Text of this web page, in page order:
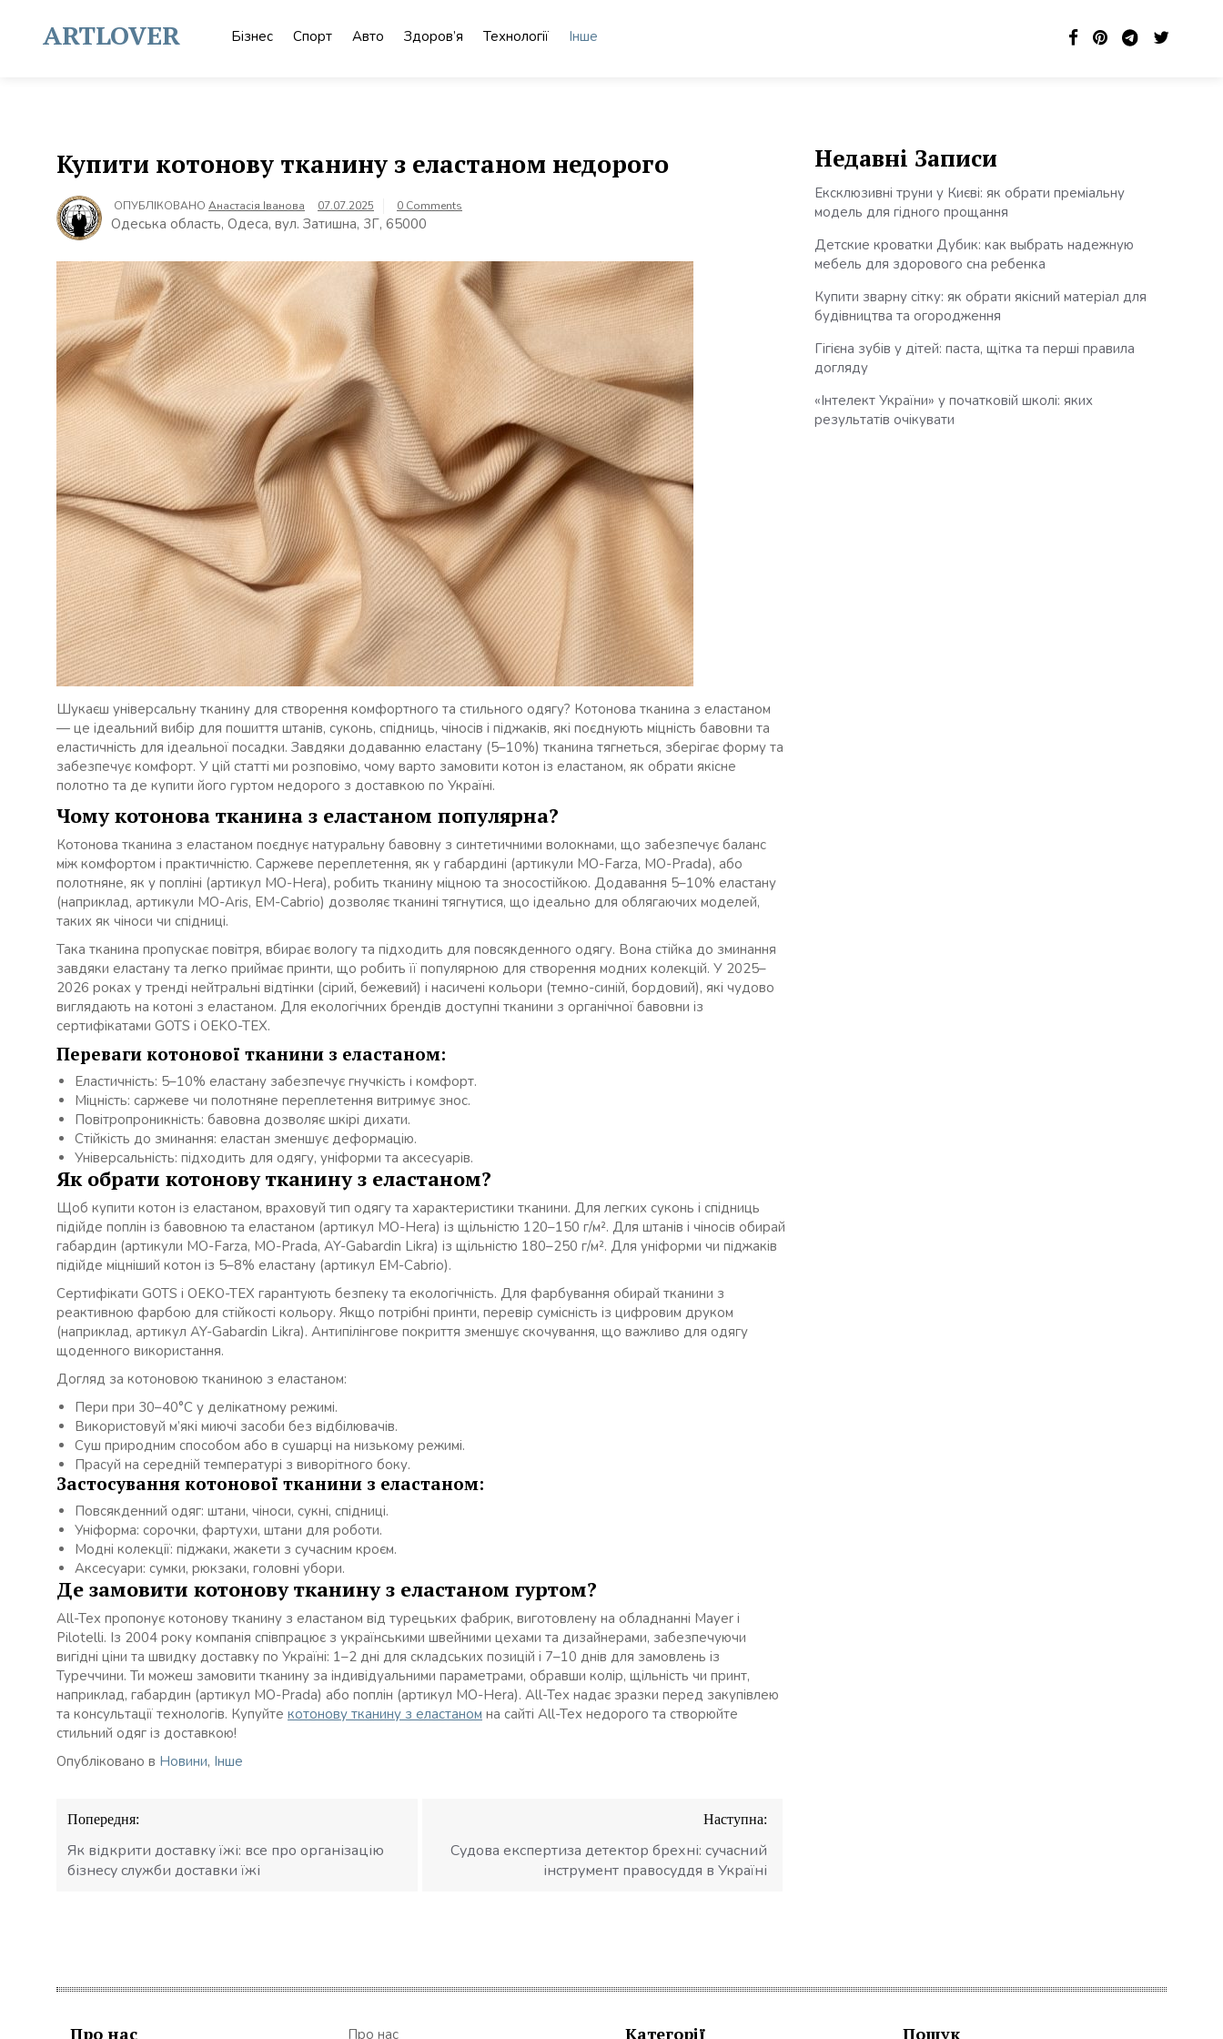
contentARTLOVER Бізнес Спорт Авто Здоров’я Технології Інше
Купити котонову тканину з еластаном недорого
ОПУБЛІКОВАНО Анастасія Іванова 07.07.2025 0 Comments
Одеська область, Одеса, вул. Затишна, 3Г, 65000
Шукаєш універсальну тканину для створення комфортного та стильного одягу? Котонова тканина з еластаном
— це ідеальний вибір для пошиття штанів, суконь, спідниць, чіносів і піджаків, які поєднують міцність бавовни та
еластичність для ідеальної посадки. Завдяки додаванню еластану (5–10%) тканина тягнеться, зберігає форму та
забезпечує комфорт. У цій статті ми розповімо, чому варто замовити котон із еластаном, як обрати якісне
полотно та де купити його гуртом недорого з доставкою по Україні.
Чому котонова тканина з еластаном популярна?
Котонова тканина з еластаном поєднує натуральну бавовну з синтетичними волокнами, що забезпечує баланс
між комфортом і практичністю. Саржеве переплетення, як у габардині (артикули MO-Farza, MO-Prada), або
полотняне, як у попліні (артикул MO-Hera), робить тканину міцною та зносостійкою. Додавання 5–10% еластану
(наприклад, артикули MO-Aris, EM-Cabrio) дозволяє тканині тягнутися, що ідеально для облягаючих моделей,
таких як чіноси чи спідниці.
Така тканина пропускає повітря, вбирає вологу та підходить для повсякденного одягу. Вона стійка до зминання
завдяки еластану та легко приймає принти, що робить її популярною для створення модних колекцій. У 2025–
2026 роках у тренді нейтральні відтінки (сірий, бежевий) і насичені кольори (темно-синій, бордовий), які чудово
виглядають на котоні з еластаном. Для екологічних брендів доступні тканини з органічної бавовни із
сертифікатами GOTS і OEKO-TEX.
Переваги котонової тканини з еластаном:
Еластичність: 5–10% еластану забезпечує гнучкість і комфорт.
Міцність: саржеве чи полотняне переплетення витримує знос.
Повітропроникність: бавовна дозволяє шкірі дихати.
Стійкість до зминання: еластан зменшує деформацію.
Універсальність: підходить для одягу, уніформи та аксесуарів.
Як обрати котонову тканину з еластаном?
Щоб купити котон із еластаном, враховуй тип одягу та характеристики тканини. Для легких суконь і спідниць
підійде поплін із бавовною та еластаном (артикул MO-Hera) із щільністю 120–150 г/м². Для штанів і чіносів обирай
габардин (артикули MO-Farza, MO-Prada, AY-Gabardin Likra) із щільністю 180–250 г/м². Для уніформи чи піджаків
підійде міцніший котон із 5–8% еластану (артикул EM-Cabrio).
Сертифікати GOTS і OEKO-TEX гарантують безпеку та екологічність. Для фарбування обирай тканини з
реактивною фарбою для стійкості кольору. Якщо потрібні принти, перевір сумісність із цифровим друком
(наприклад, артикул AY-Gabardin Likra). Антипілінгове покриття зменшує скочування, що важливо для одягу
щоденного використання.
Догляд за котоновою тканиною з еластаном:
Пери при 30–40°C у делікатному режимі.
Використовуй м’які миючі засоби без відбілювачів.
Суш природним способом або в сушарці на низькому режимі.
Прасуй на середній температурі з виворітного боку.
Застосування котонової тканини з еластаном:
Повсякденний одяг: штани, чіноси, сукні, спідниці.
Уніформа: сорочки, фартухи, штани для роботи.
Модні колекції: піджаки, жакети з сучасним кроєм.
Аксесуари: сумки, рюкзаки, головні убори.
Де замовити котонову тканину з еластаном гуртом?
All-Tex пропонує котонову тканину з еластаном від турецьких фабрик, виготовлену на обладнанні Mayer і
Pilotelli. Із 2004 року компанія співпрацює з українськими швейними цехами та дизайнерами, забезпечуючи
вигідні ціни та швидку доставку по Україні: 1–2 дні для складських позицій і 7–10 днів для замовлень із
Туреччини. Ти можеш замовити тканину за індивідуальними параметрами, обравши колір, щільність чи принт,
наприклад, габардин (артикул MO-Prada) або поплін (артикул MO-Hera). All-Tex надає зразки перед закупівлею
та консультації технологів. Купуйте котонову тканину з еластаном на сайті All-Tex недорого та створюйте
стильний одяг із доставкою!
Опубліковано в Новини, Інше
Навігація
записів
Попередня:
Як відкрити доставку їжі: все про організацію
бізнесу служби доставки їжі
Наступна:
Судова експертиза детектор брехні: сучасний
інструмент правосуддя в Україні
Недавні Записи
Ексклюзивні труни у Києві: як обрати преміальну
модель для гідного прощання
Детские кроватки Дубик: как выбрать надежную
мебель для здорового сна ребенка
Купити зварну сітку: як обрати якісний матеріал для
будівництва та огородження
Гігієна зубів у дітей: паста, щітка та перші правила
догляду
«Інтелект України» у початковій школі: яких
результатів очікувати
Про нас Про нас Категорії Пошук